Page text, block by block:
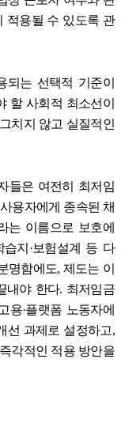
적용될 수 있도록 관
되는 선택적 기준이
할 사회적 최소선이
치지 않고 실질적인
들은 여전히 최저임
용자에게 종속된 채
는 이름으로 보호에
습지 ·보험설계 등 다
명함에도, 제도는 이
내야 한다. 최저임금
용·플랫폼 노동자에
선 과제로 설정하고,
각적인 적용 방안을